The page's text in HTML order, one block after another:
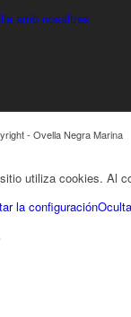
amb nosaltres
- Ovella Negra Marina
utiliza cookies. Al
la configuración